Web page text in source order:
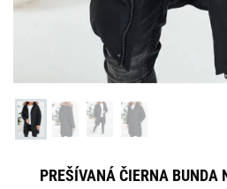
PREŠÍVANÁ ČIERNA BUNDA